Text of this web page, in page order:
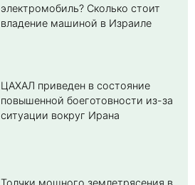
электромобиль? Cколько стоит
владение машиной в Израиле
ЦАХАЛ приведен в состояние
повышенной боеготовности из-за
ситуации вокруг Ирана
Толчки мощного землетрясения в